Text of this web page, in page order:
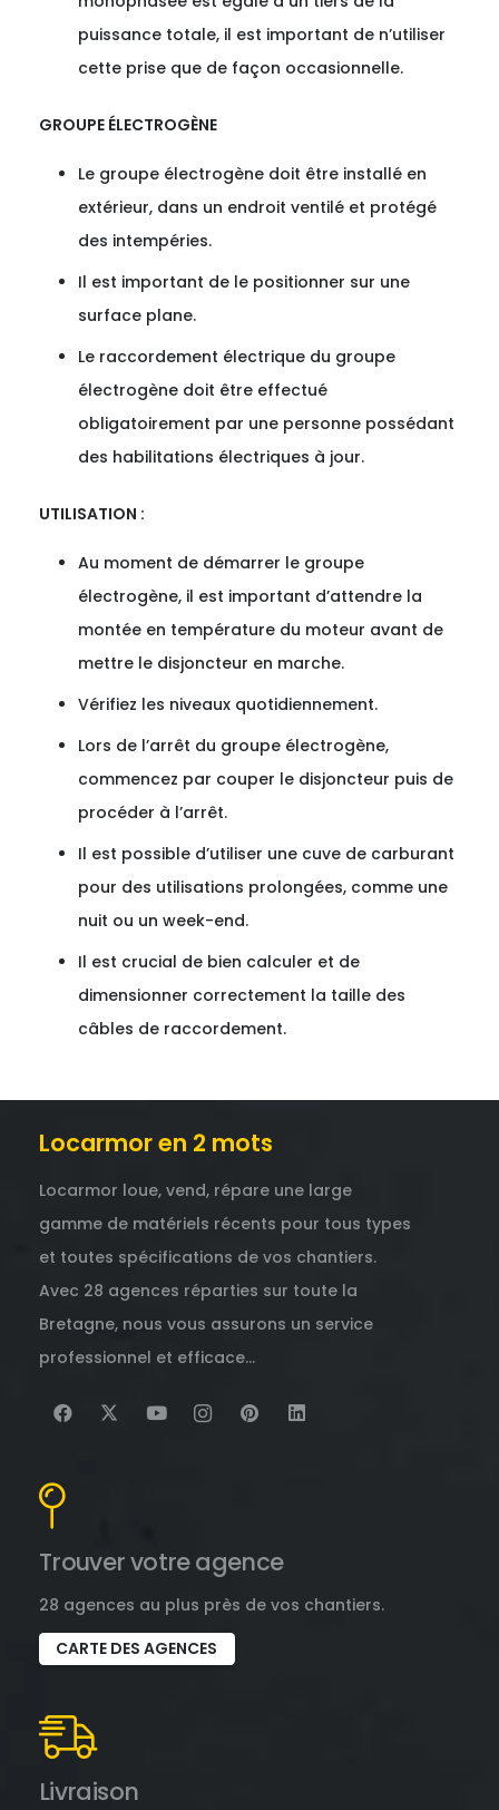
puissance totale, il est important de n’utiliser
cette prise que de façon occasionnelle.
GROUPE ÉLECTROGÈNE
Le groupe électrogène doit être installé en
extérieur, dans un endroit ventilé et protégé
des intempéries.
Il est important de le positionner sur une
surface plane.
Le raccordement électrique du groupe
électrogène doit être effectué
obligatoirement par une personne possédant
des habilitations électriques à jour.
UTILISATION :
Au moment de démarrer le groupe
électrogène, il est important d’attendre la
montée en température du moteur avant de
mettre le disjoncteur en marche.
Vérifiez les niveaux quotidiennement.
Lors de l’arrêt du groupe électrogène,
commencez par couper le disjoncteur puis de
procéder à l’arrêt.
Il est possible d’utiliser une cuve de carburant
pour des utilisations prolongées, comme une
nuit ou un week-end.
Il est crucial de bien calculer et de
dimensionner correctement la taille des
câbles de raccordement.
Locarmor en 2 mots
Locarmor loue, vend, répare une large
gamme de matériels récents pour tous types
et toutes spécifications de vos chantiers.
Avec 28 agences réparties sur toute la
Bretagne, nous vous assurons un service
professionnel et efficace…
Trouver votre agence
28 agences au plus près de vos chantiers.
CARTE DES AGENCES
Livraison